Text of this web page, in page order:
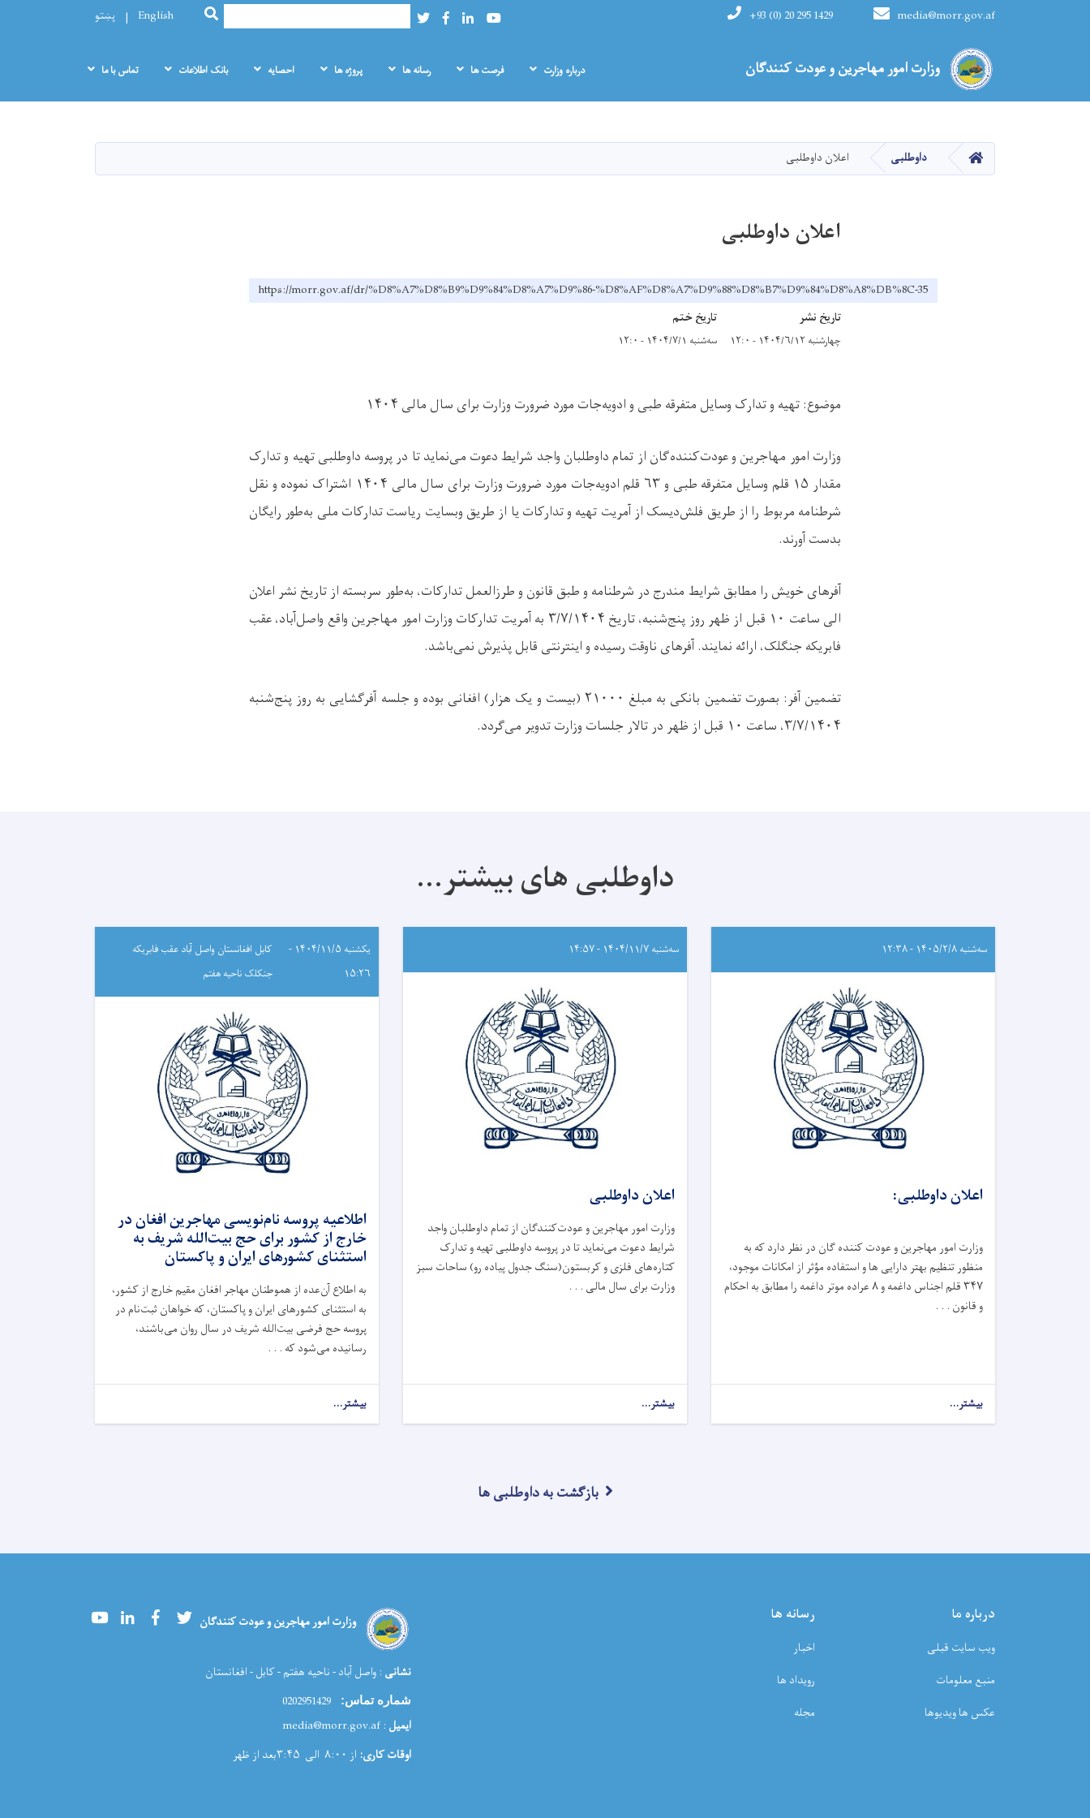
content
وزارت امور مهاجرین و عودت کنندگان
media@morr.gov.af
+93 (0) 20 295 1429
Youtube
LinkedIn
Facebook
Twitter
Search
SEARCH
English پښتو
Main navigation
درباره وزارت فرصت ها رسانه‌ ها پروژه ها احصایه بانک اطلاعات تماس با ما
HOME داوطلبی اعلان داوطلبی
اعلان داوطلبی
https://morr.gov.af/dr/%D8%A7%D8%B9%D9%84%D8%A7%D9%86-%D8%AF%D8%A7%D9%88%D8%B7%D9%84%D8%A8%DB%8C-35
تاریخ نشر
چهارشنبه ۱۴۰۴/۶/۱۲ - ۱۲:۰
تاریخ ختم
سه‌شنبه ۱۴۰۴/۷/۱ - ۱۲:۰
موضوع:تهیه و تدارک وسایل متفرقه طبی و ادویه‌جات مورد ضرورت وزارت برای سال مالی ۱۴۰۴
وزارت امور مهاجرین و عودت‌کننده‌گان از تمام داوطلبان واجد شرایط دعوت می‌نماید تا در پروسه داوطلبی تهیه و تدارک
مقدار ۱۵ قلم وسایل متفرقه طبی و۶۳ قلم ادویه‌جات مورد ضرورت وزارت برای سال مالی ۱۴۰۴ اشتراک نموده و نقل
شرطنامه مربوط را از طریق فلش‌دیسک از آمریت تهیه و تدارکات یا از طریق وبسایت ریاست تدارکات ملی به‌طور رایگان
بدست آورند.
آفرهای خویش را مطابق شرایط مندرج در شرطنامه و طبق قانون و طرزالعمل تدارکات، به‌طور سربسته از تاریخ نشر اعلان
الی ساعت ۱۰ قبل از ظهر روز پنج‌شنبه، تاریخ ۳/۷/۱۴۰۴ به آمریت تدارکات وزارت امور مهاجرین واقع واصل‌آباد، عقب
فابریکه جنگلک، ارائه نمایند. آفرهای ناوقت رسیده و اینترنتی قابل پذیرش نمی‌باشد.
تضمین آفر: بصورت تضمین بانکی به مبلغ ۲۱۰۰۰ (بیست و یک هزار) افغانی بوده و جلسه آفرگشایی به روز پنج‌شنبه
۳/۷/۱۴۰۴، ساعت ۱۰ قبل از ظهر در تالار جلسات وزارت تدویر می‌گردد.
داوطلبی های بیشتر...
سه‌شنبه ۱۴۰۵/۲/۸ - ۱۲:۳۸
اعلان داوطلبی:
وزارت امور مهاجرین و عودت کننده گان در نظر دارد که به
‌منظور تنظیم بهتر دارایی ‌ها و استفاده مؤثر از امکانات موجود،
۳۴۷ قلم اجناس داغمه و ۸ عراده موتر داغمه را مطابق به احکام
و قانون . . .
بیشتر...
سه‌شنبه ۱۴۰۴/۱۱/۷ - ۱۴:۵۷
اعلان داوطلبی
وزارت امور مهاجرین و عودت‌کنندگان از تمام داوطلبان واجد
شرایط دعوت می‌نماید تا در پروسه داوطلبی تهیه و تدارک
کتاره‌های فلزی و کربستون(سنگ جدول پیاده رو) ساحات سبز
وزارت برای سال مالی . . .
بیشتر...
یکشنبه ۱۴۰۴/۱۱/۵ -
۱۵:۲۶
کابل افغانستان واصل آباد عقب فابریکه
جنکلک ناحیه هفتم
اطلاعیه پروسه نام‌نویسی مهاجرین افغان در
خارج از کشور برای حج بیت‌الله شریف به
استثنای کشورهای ایران و پاکستان
به اطلاع آن‌عده از هموطنان مهاجر افغان مقیم خارج از کشور،
به استثنای کشورهای ایران و پاکستان، که خواهان ثبت‌نام در
پروسه حج فرضی بیت‌الله شریف در سال روان می‌باشند،
رسانیده می‌شود که . . .
بیشتر...
بازگشت به داوطلبی ها
درباره ما
ویب سایت قبلی
منبع معلومات
عکس ها ویدیوها
رسانه ها
اخبار
رویداد ها
مجله
وزارت امور مهاجرین و عودت کنندگان YoutubeLinkedInFacebookTwitter
نشانی : واصل آباد - ناحیه هفتم - کابل - افغانستان
شماره تماس:
ایمیل : media@morr.gov.af
اوقات کاری: از ۸:۰۰ الی ۳:۴۵بعد از ظهر